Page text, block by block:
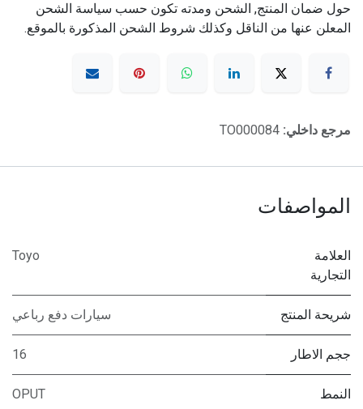
حول ضمان المنتج, الشحن ومدته تكون حسب سياسة الشحن
المعلن عنها من الناقل وكذلك شروط الشحن المذكورة بالموقع.
مرجع داخلي: TO000084
المواصفات
العلامة
التجارية
Toyo
شريحة المنتج سيارات دفع رباعي
ججم الاطار 16
النمط OPUT